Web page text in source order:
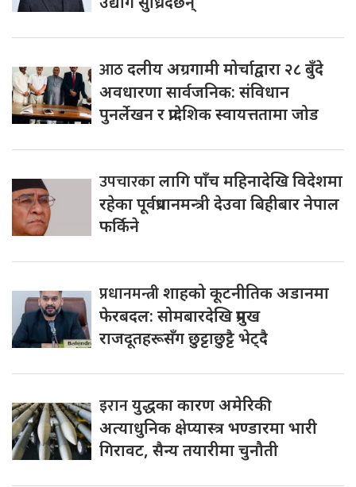
आठदलीय अग्रगामी मोर्चाद्वारा २८ बुँदे
अवधारणा सार्वजनिक: संविधान
पुनर्लेखन र प्रादेशिक स्वायत्ततामा जोड
उपचारकालागि पाँच महिनादेखि विदेशमा
रहेका पूर्वप्रधानमन्त्री देउवा बिहीबार नेपाल
फर्किने
प्रधानमन्त्रीशाहको कूटनीतिक अडानमा
फेरबदल: सोमबारदेखि प्रमुख
राजदूतहरूसँग छुट्टाछुट्टै भेट्दै
इरानयुद्धका कारण अमेरिकी
अत्याधुनिक क्षेप्यास्त्र भण्डारमा भारी
गिरावट, सैन्य तयारीमा चुनौती